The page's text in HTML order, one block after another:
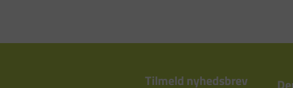
Tilmeld nyhedsbrev